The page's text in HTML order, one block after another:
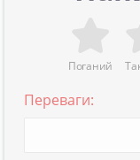
Поганий
Переваги: